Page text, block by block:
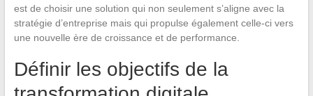
est de choisir une solution qui non seulement s’aligne avec la
stratégie d’entreprise mais qui propulse également celle-ci vers
une nouvelle ère de croissance et de performance.
Définir les objectifs de la